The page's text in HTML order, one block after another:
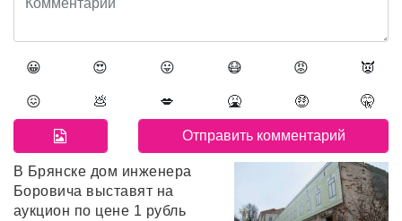
😀 😍 😛 😷 😡 👿
😖 💩 💋 🤮 🤑 🤫
В Брянске дом инженера
Боровича выставят на
аукцион по цене 1 рубль